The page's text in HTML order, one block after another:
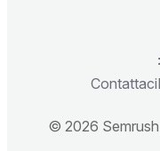
Contattaci
© 2026 Semrush